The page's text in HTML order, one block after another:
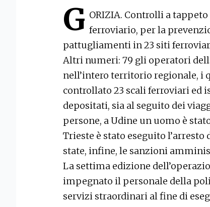
G ORIZIA. Controlli a
ferroviario, per la
pattugliamenti in 23 siti
Altri numeri: 79 gli operatori
nell’intero territorio regionale, i
controllato 23 scali ferroviari ed
depositati, sia al seguito dei
persone, a Udine un uomo è
Trieste è stato eseguito
state, infine, le sanzioni
La settima edizione
impegnato il personale della
servizi straordinari al fine di